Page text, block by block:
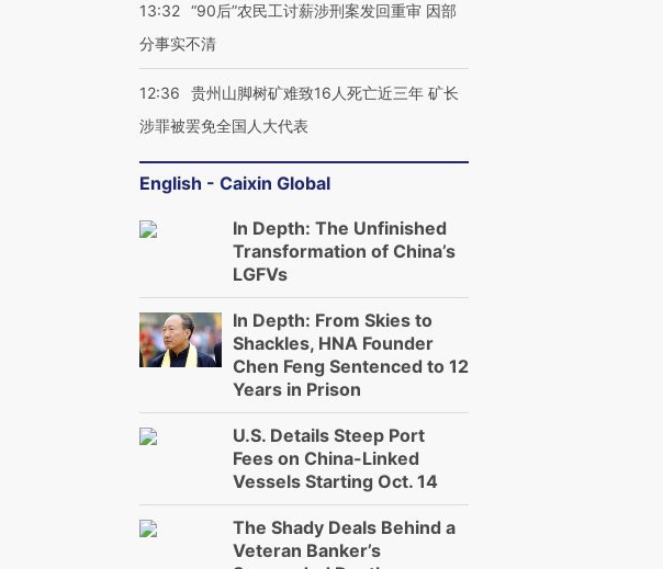
13:32 “90后”农民工讨薪涉刑案发回重审 因部
分事实不清
12:36
贵州山脚树矿难致16人死亡近三年 矿长
涉罪被罢免全国人大代表
English - Caixin Global
In Depth: The Unfinished
Transformation of China’s
LGFVs
In Depth: From Skies to
Shackles, HNA Founder
Chen Feng Sentenced to 12
Years in Prison
U.S. Details Steep Port
Fees on China-Linked
Vessels Starting Oct. 14
The Shady Deals Behind a
Veteran Banker’s